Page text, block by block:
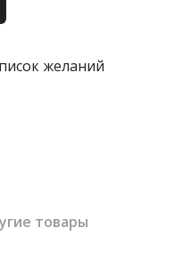
желаний
товары